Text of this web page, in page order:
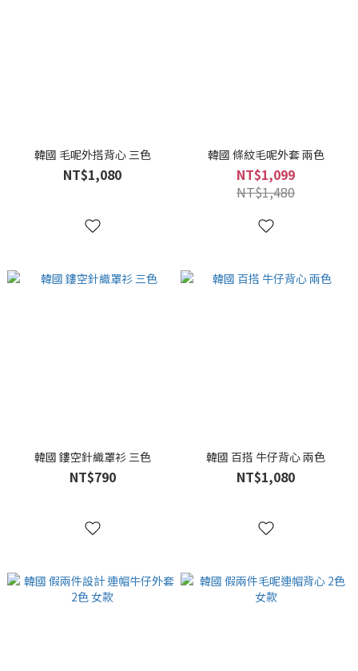
韓國 毛呢外搭背心 三色
NT$1,080
韓國 條紋毛呢外套 兩色
NT$1,099
NT$1,480
韓國 鏤空針織罩衫 三色
NT$790
韓國 百搭 牛仔背心 兩色
NT$1,080